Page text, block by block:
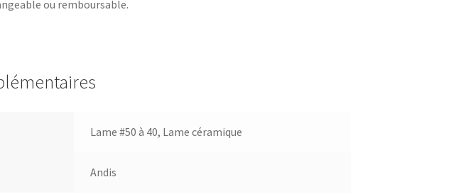
ou remboursable.
Lame #50 à 40, Lame céramique
Andis